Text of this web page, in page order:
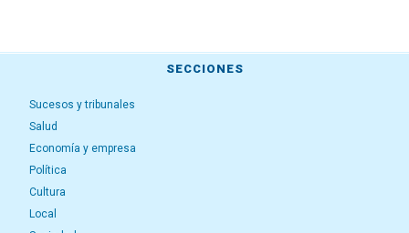
SECCIONES
Sucesos y tribunales
Salud
Economía y empresa
Política
Cultura
Local